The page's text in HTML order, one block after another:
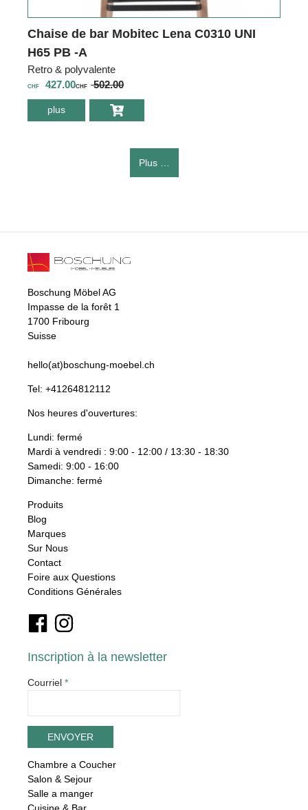
Chaise de bar Mobitec Lena C0310 UNI
H65 PB -A
Retro & polyvalente
CHF 427.00CHF 502.00
plus environ Chaise de
bar Mobitec Lena
Plus …
Boschung Möbel AG
Impasse de la forêt 1
1700 Fribourg
Suisse
hello(at)boschung-moebel.ch
Tel: +41264812112
Nos heures d'ouvertures:
Lundi: fermé
Mardi à vendredi : 9:00 - 12:00 / 13:30 - 18:30
Samedi: 9:00 - 16:00
Dimanche: fermé
Produits
Blog
Marques
Sur Nous
Contact
Foire aux Questions
Conditions Générales
Inscription à la newsletter
Courriel *
Chambre a Coucher
Salon & Sejour
Salle a manger